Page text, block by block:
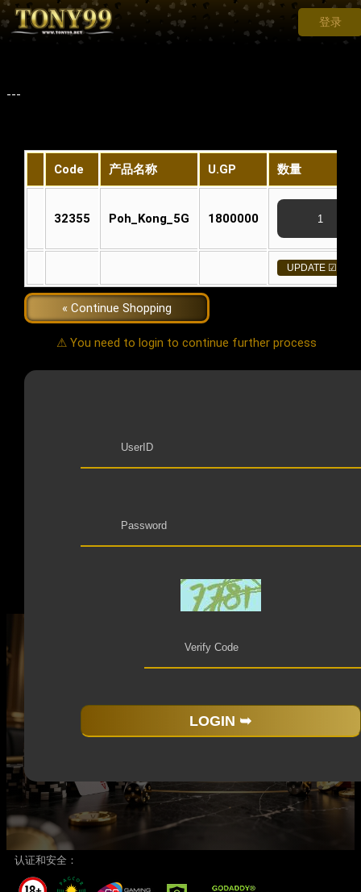
登录
---
Code 产品名称 U.GP 数量
32355 Poh_Kong_5G 1800000
« Continue Shopping
⚠ You need to login to continue further process
认证和安全：